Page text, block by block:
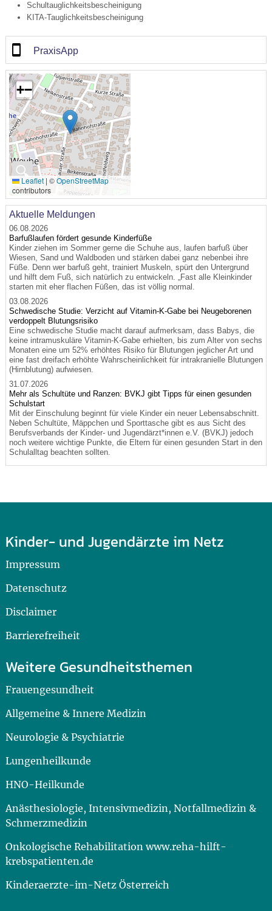
Schultauglichkeitsbescheinigung
KITA-Tauglichkeitsbescheinigung
PraxisApp
🔍
+−
Leaflet | ©OpenStreetMap
contributors
Aktuelle Meldungen
06.08.2026
Barfußlaufen fördert gesunde Kinderfüße
Kinder ziehen im Sommer gerne die Schuhe aus, laufen barfuß über
Wiesen, Sand und Waldboden und stärken dabei ganz nebenbei ihre
Füße. Denn wer barfuß geht, trainiert Muskeln, spürt den Untergrund
und hilft dem Fuß, sich natürlich zu entwickeln. „Fast alle Kleinkinder
starten mit eher flachen Füßen, das ist völlig normal.
03.08.2026
Schwedische Studie: Verzicht auf Vitamin-K-Gabe bei Neugeborenen
verdoppelt Blutungsrisiko
Eine schwedische Studie macht darauf aufmerksam, dass Babys, die
keine intramuskuläre Vitamin-K-Gabe erhielten, bis zum Alter von sechs
Monaten eine um 52% erhöhtes Risiko für Blutungen jeglicher Art und
eine fast dreifach erhöhte Wahrscheinlichkeit für intrakranielle Blutungen
(Hirnblutung) aufwiesen.
31.07.2026
Mehr als Schultüte und Ranzen: BVKJ gibt Tipps für einen gesunden
Schulstart
Mit der Einschulung beginnt für viele Kinder ein neuer Lebensabschnitt.
Neben Schultüte, Mäppchen und Sporttasche gibt es aus Sicht des
Berufsverbands der Kinder- und Jugendärzt*innen e.V. (BVKJ) jedoch
noch weitere wichtige Punkte, die Eltern für einen gesunden Start in den
Schulalltag beachten sollten.
Kinder- und Jugendärzte im Netz
Impressum
Datenschutz
Disclaimer
Barrierefreiheit
Weitere Gesundheitsthemen
Frauengesundheit
Allgemeine & Innere Medizin
Neurologie & Psychiatrie
Lungenheilkunde
HNO-Heilkunde
Anästhesiologie, Intensivmedizin, Notfallmedizin &
Schmerzmedizin
Onkologische Rehabilitation www.reha-hilft-
krebspatienten.de
Kinderaerzte-im-Netz Österreich